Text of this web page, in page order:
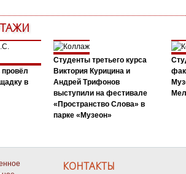
в
Студенты третьего курса
Виктория Курицина и
Андрей Трифонов
выступили на фестивале
«Пространство Слова» в
парке «Музеон»
КОНТАКТЫ